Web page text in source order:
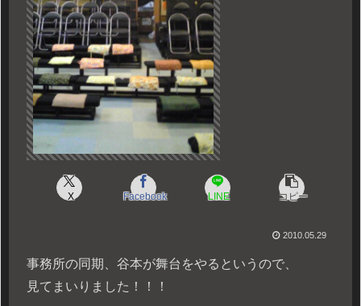
X Facebook LINE コピー
2010.05.29
事務所の同期、谷本が舞台をやるというので、
見てまいりました！！！